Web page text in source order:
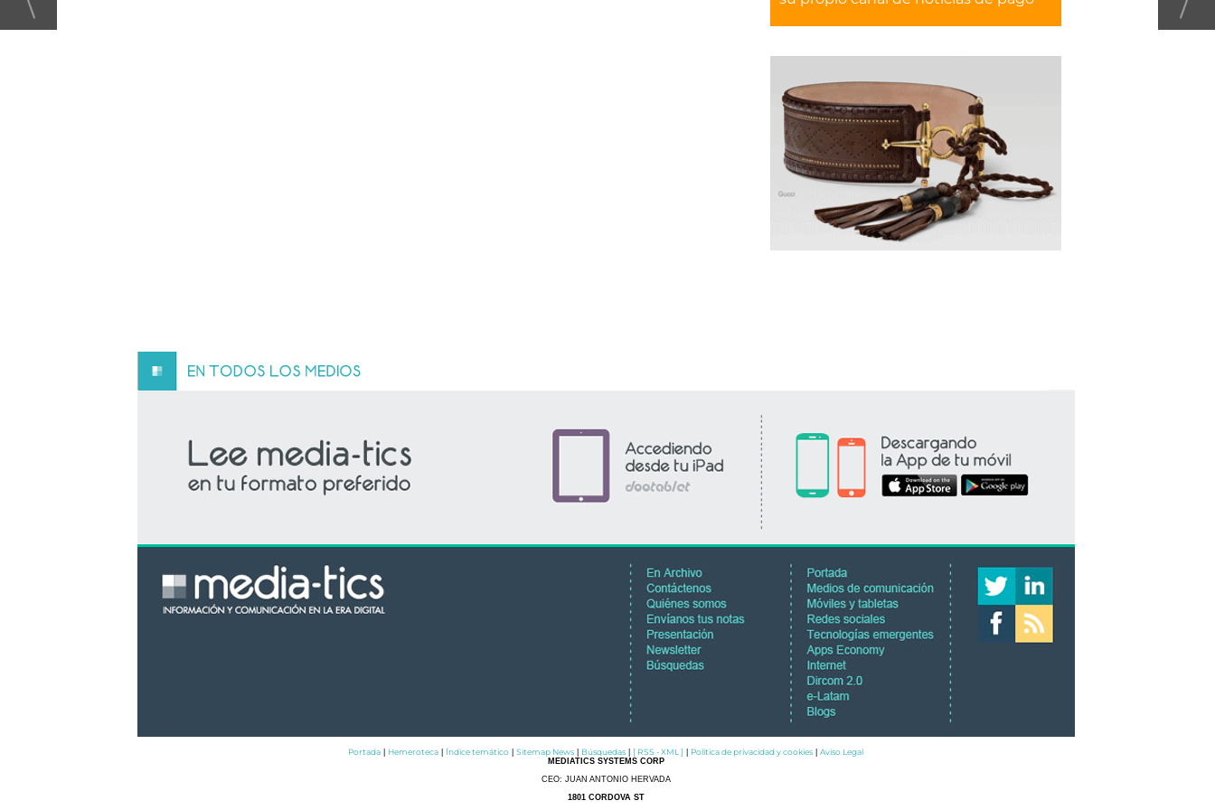
Portada Hemeroteca Índice temático Sitemap News Búsquedas [ RSS - XML ] Política de privacidad y cookies Aviso Legal
MEDIATICS SYSTEMS CORP
CEO: JUAN ANTONIO HERVADA
1801 CORDOVA ST